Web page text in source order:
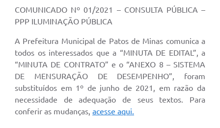
COMUNICADO Nº 01/2021 – CONSULTA PÚBLICA –
PPP ILUMINAÇÃO PÚBLICA
A Prefeitura Municipal de Patos de Minas comunica a
todos os interessados que a “MINUTA DE EDITAL”, a
“MINUTA DE CONTRATO” e o “ANEXO 8 – SISTEMA
DE MENSURAÇÃO DE DESEMPENHO”, foram
substituídos em 1º de junho de 2021, em razão da
necessidade de adequação de seus textos. Para
conferir as mudanças, acesse aqui.